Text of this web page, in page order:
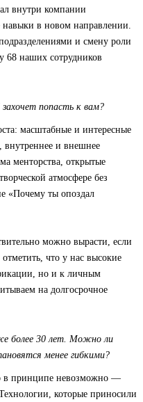
внутри компании
навыки в новом направлении.
и смену роли
68 наших сотрудников
попасть к вам?
масштабные и интересные
внутреннее и внешнее
менторства, открытые
атмосфере без
«Почему ты опоздал
можно вырасти, если
что у нас высокие
но и к личным
на долгосрочное
более 30 лет. Можно ли
менее гибкими?
в принципе невозможно —
которые приносили